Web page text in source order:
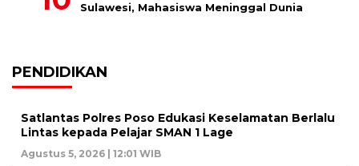
Sulawesi, Mahasiswa Meninggal Dunia
PENDIDIKAN
Satlantas Polres Poso Edukasi Keselamatan Berlalu
Lintas kepada Pelajar SMAN 1 Lage
Agustus 5, 2026 | 12:01 WIB